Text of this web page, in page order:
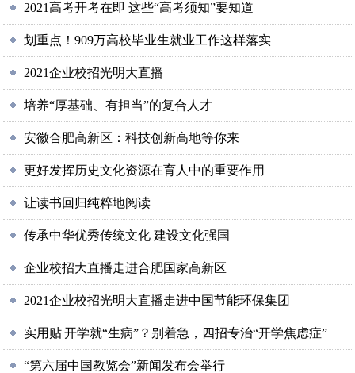
2021高考开考在即 这些“高考须知”要知道
划重点！909万高校毕业生就业工作这样落实
2021企业校招光明大直播
培养“厚基础、有担当”的复合人才
安徽合肥高新区：科技创新高地等你来
更好发挥历史文化资源在育人中的重要作用
让读书回归纯粹地阅读
传承中华优秀传统文化 建设文化强国
企业校招大直播走进合肥国家高新区
2021企业校招光明大直播走进中国节能环保集团
实用贴|开学就“生病”？别着急，四招专治“开学焦虑症”
“第六届中国教览会”新闻发布会举行